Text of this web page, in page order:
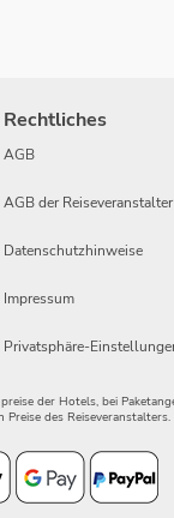
Rechtliches
AGB
AGB der Reiseveranstalter
Datenschutzhinweise
Impressum
Privatsphäre-
der Hotels, bei
des Reiseveranstalters.